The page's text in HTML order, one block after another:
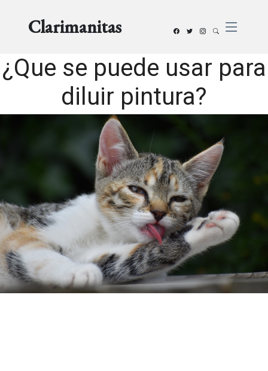
Clarimanitas
¿Que se puede usar para
diluir pintura?